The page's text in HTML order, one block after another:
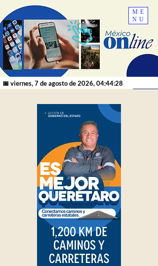
ME
NU
📅 viernes, 7 de agosto de 2026, 04:44:28